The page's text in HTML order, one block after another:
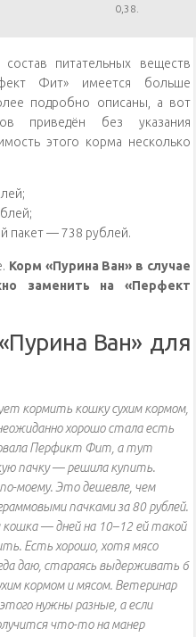
0,38.
питательных веществ
Фит» имеется больше
подробно описаны, а вот
приведён без указания
этого корма несколько
пакет — 738 рублей.
Корм «Пурина Ван» в случае
заменить на «Перфект
Ван» для
кормить кошку сухим кормом,
хорошо стала есть
Перфикт Фит, а тут
пачку — решила купить.
по-моему. Это дешевле, чем
пачками за 80 рублей.
— дней на 10–12 ей такой
Есть хорошо, хотя мясо
даю, стараясь выдерживать 6
кормом и мясом. Ветеринар
нужны разные, а если
что-то на манер